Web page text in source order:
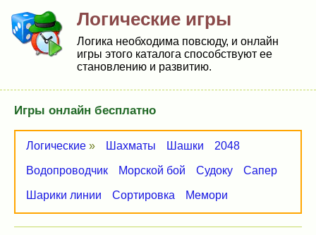
Логические игры
Логика необходима повсюду, и онлайн
игры этого каталога способствуют ее
становлению и развитию.
Игры онлайн бесплатно
Логические » Шахматы Шашки 2048
Водопроводчик Морской бой Судоку Сапер
Шарики линии Сортировка Мемори